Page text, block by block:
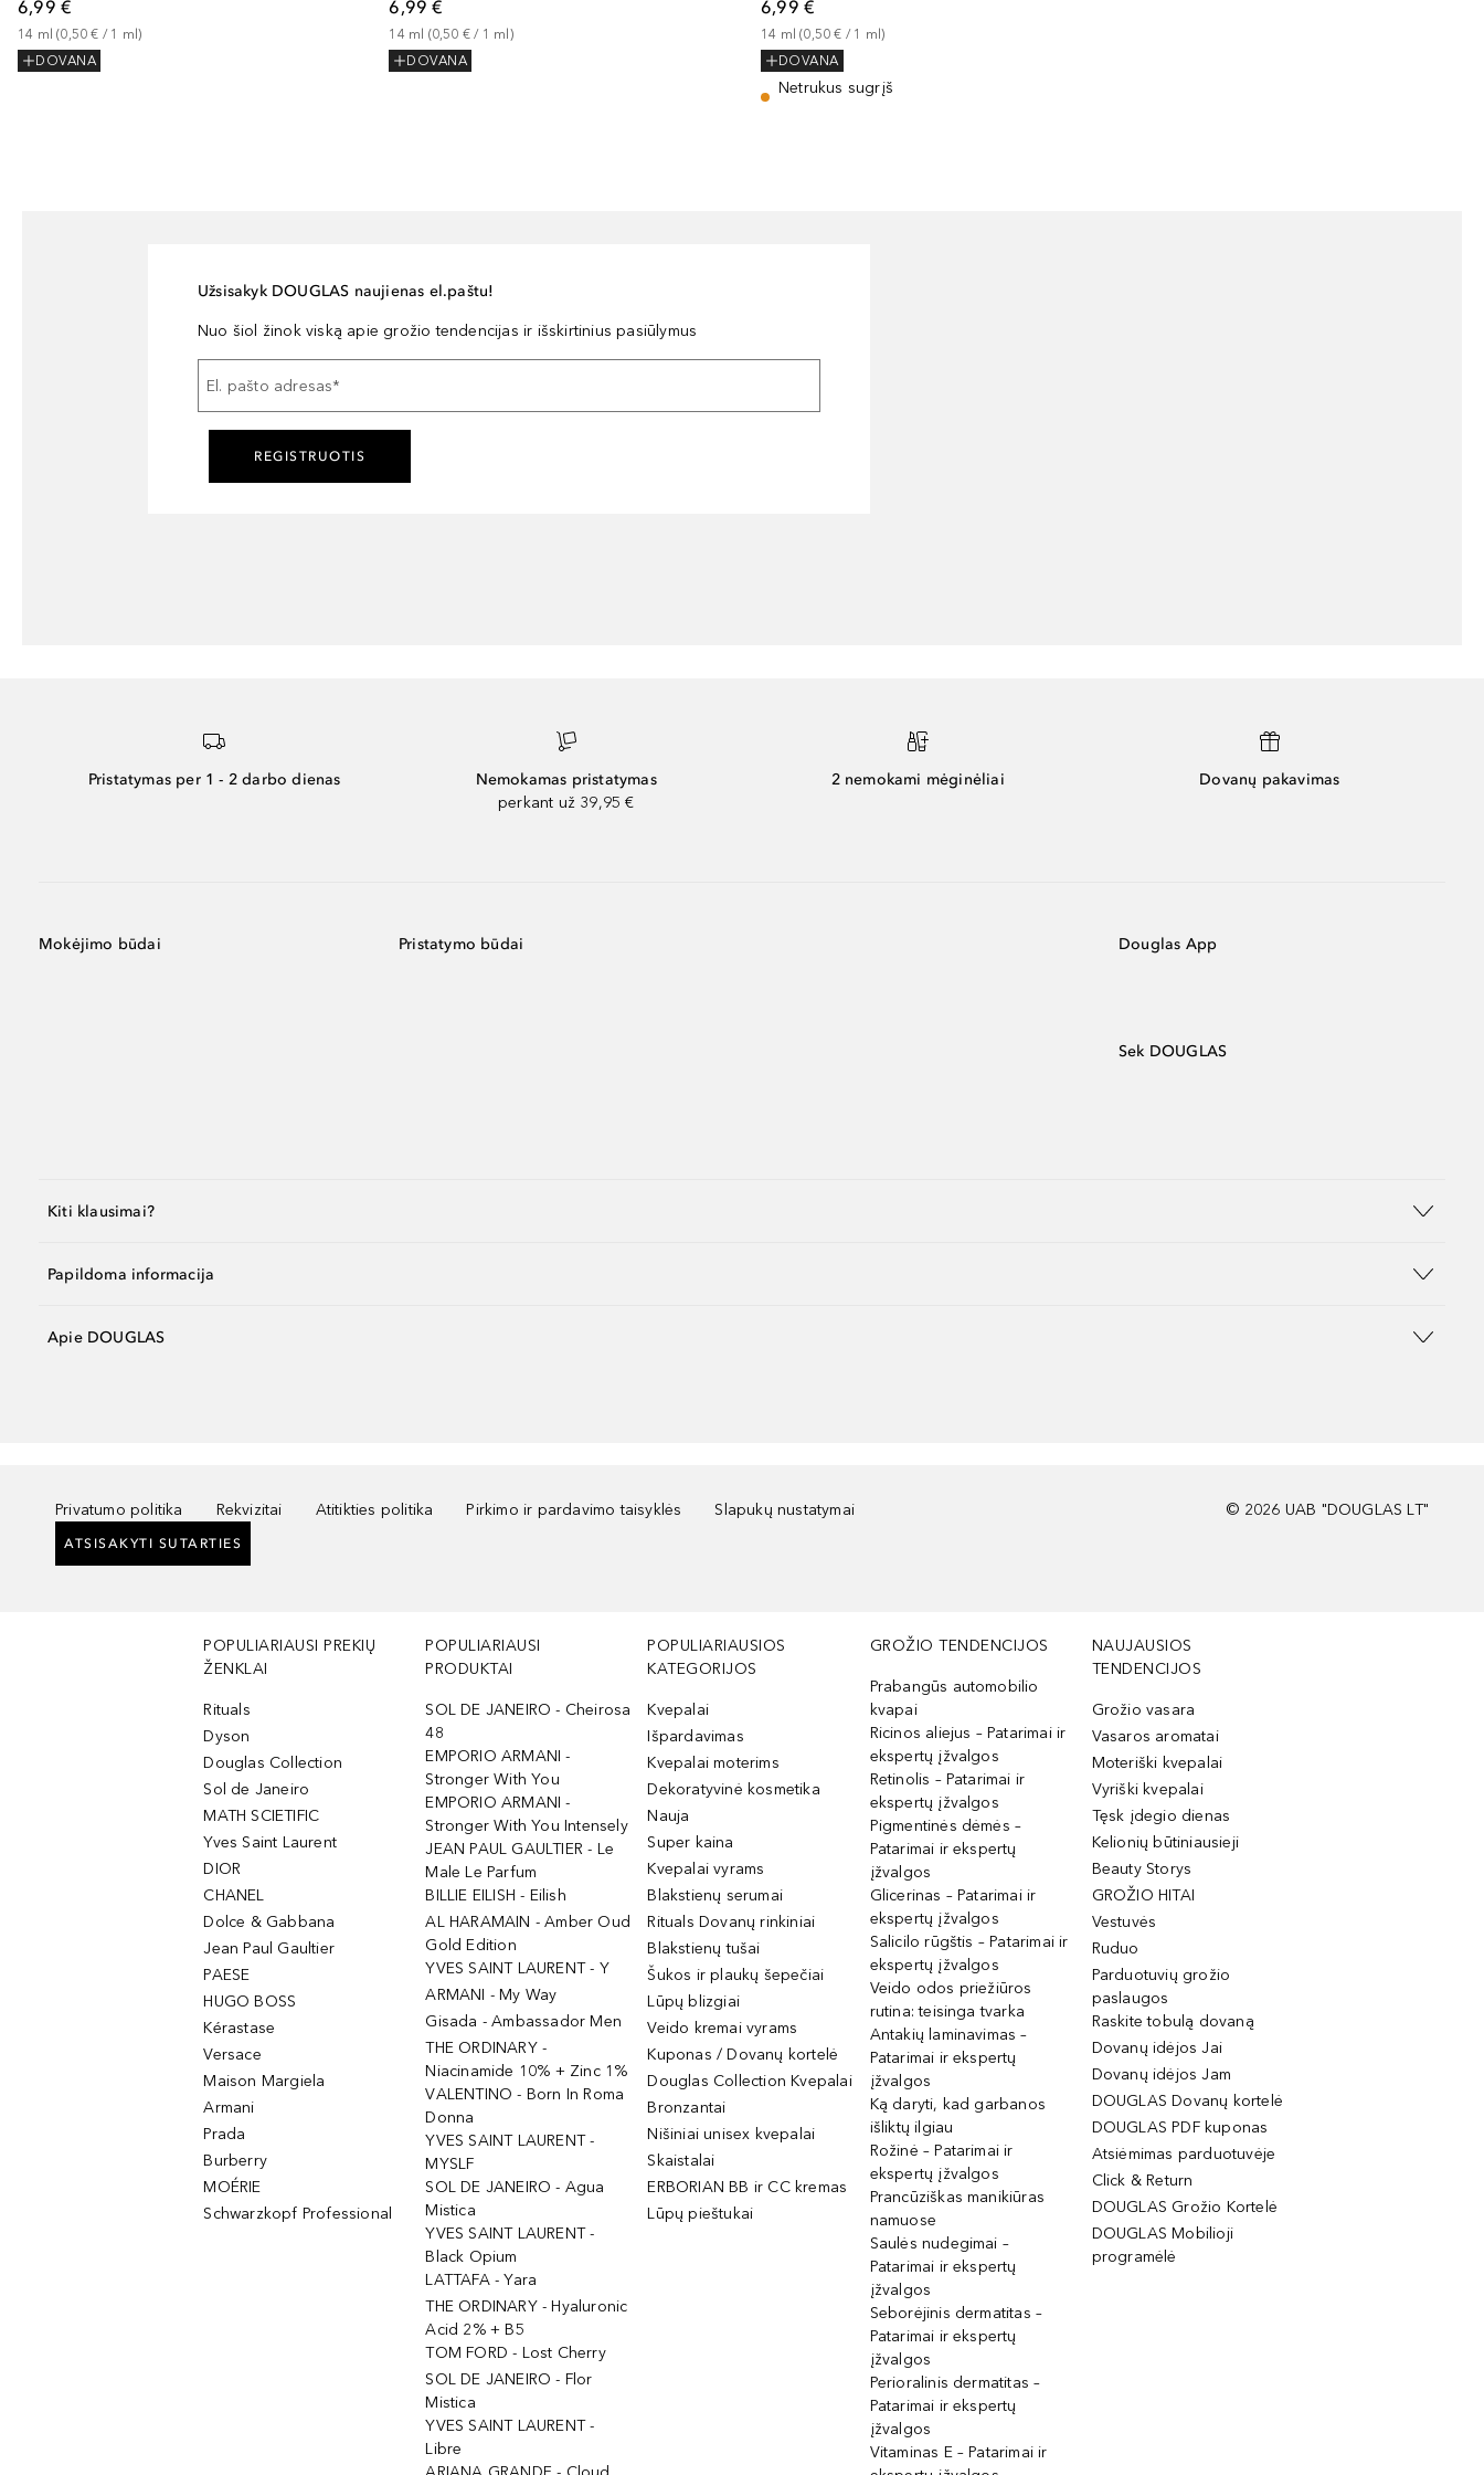
6,99 €
14 ml (0,50 € / 1 ml)
DOVANA
6,99 €
14 ml (0,50 € / 1 ml )
DOVANA
6,99 €
14 ml (0,50 € / 1 ml )
DOVANA
Netrukus sugrįš
Užsisakyk DOUGLAS naujienas el.paštu!
Nuo šiol žinok viską apie grožio tendencijas ir išskirtinius pasiūlymus
El. pašto adresas*
REGISTRUOTIS
Pristatymas per 1 - 2 darbo dienas
Nemokamas pristatymas
perkant už 39,95 €
2 nemokami mėginėliai Dovanų pakavimas
Mokėjimo būdai Pristatymo būdai Douglas App
Sek DOUGLAS
Kiti klausimai?
Papildoma informacija
Apie DOUGLAS
Privatumo politika Rekvizitai Atitikties politika Pirkimo ir pardavimo taisyklės Slapukų nustatymai
ATSISAKYTI SUTARTIES
© 2026 UAB "DOUGLAS LT"
POPULIARIAUSI PREKIŲ
ŽENKLAI
Rituals
Dyson
Douglas Collection
Sol de Janeiro
MATH SCIETIFIC
Yves Saint Laurent
DIOR
CHANEL
Dolce & Gabbana
Jean Paul Gaultier
PAESE
HUGO BOSS
Kérastase
Versace
Maison Margiela
Armani
Prada
Burberry
MOÉRIE
Schwarzkopf Professional
POPULIARIAUSI
PRODUKTAI
SOL DE JANEIRO - Cheirosa
48
EMPORIO ARMANI -
Stronger With You
EMPORIO ARMANI -
Stronger With You Intensely
JEAN PAUL GAULTIER - Le
Male Le Parfum
BILLIE EILISH - Eilish
AL HARAMAIN - Amber Oud
Gold Edition
YVES SAINT LAURENT - Y
ARMANI - My Way
Gisada - Ambassador Men
THE ORDINARY -
Niacinamide 10% + Zinc 1%
VALENTINO - Born In Roma
Donna
YVES SAINT LAURENT -
MYSLF
SOL DE JANEIRO - Agua
Mistica
YVES SAINT LAURENT -
Black Opium
LATTAFA - Yara
THE ORDINARY - Hyaluronic
Acid 2% + B5
TOM FORD - Lost Cherry
SOL DE JANEIRO - Flor
Mistica
YVES SAINT LAURENT -
Libre
POPULIARIAUSIOS
KATEGORIJOS
Kvepalai
Išpardavimas
Kvepalai moterims
Dekoratyvinė kosmetika
Nauja
Super kaina
Kvepalai vyrams
Blakstienų serumai
Rituals Dovanų rinkiniai
Blakstienų tušai
Šukos ir plaukų šepečiai
Lūpų blizgiai
Veido kremai vyrams
Kuponas / Dovanų kortelė
Douglas Collection Kvepalai
Bronzantai
Nišiniai unisex kvepalai
Skaistalai
ERBORIAN BB ir CC kremas
Lūpų pieštukai
GROŽIO TENDENCIJOS
Prabangūs automobilio
kvapai
Ricinos aliejus – Patarimai ir
ekspertų įžvalgos
Retinolis – Patarimai ir
ekspertų įžvalgos
Pigmentinės dėmės –
Patarimai ir ekspertų
įžvalgos
Glicerinas – Patarimai ir
ekspertų įžvalgos
Salicilo rūgštis – Patarimai ir
ekspertų įžvalgos
Veido odos priežiūros
rutina: teisinga tvarka
Antakių laminavimas –
Patarimai ir ekspertų
įžvalgos
Ką daryti, kad garbanos
išliktų ilgiau
Rožinė – Patarimai ir
ekspertų įžvalgos
Prancūziškas manikiūras
namuose
Saulės nudegimai –
Patarimai ir ekspertų
įžvalgos
Seborėjinis dermatitas –
Patarimai ir ekspertų
įžvalgos
Perioralinis dermatitas –
Patarimai ir ekspertų
įžvalgos
Vitaminas E – Patarimai ir
NAUJAUSIOS
TENDENCIJOS
Grožio vasara
Vasaros aromatai
Moteriški kvepalai
Vyriški kvepalai
Tęsk įdegio dienas
Kelionių būtiniausieji
Beauty Storys
GROŽIO HITAI
Vestuvės
Ruduo
Parduotuvių grožio
paslaugos
Raskite tobulą dovaną
Dovanų idėjos Jai
Dovanų idėjos Jam
DOUGLAS Dovanų kortelė
DOUGLAS PDF kuponas
Atsiėmimas parduotuvėje
Click & Return
DOUGLAS Grožio Kortelė
DOUGLAS Mobilioji
programėlė